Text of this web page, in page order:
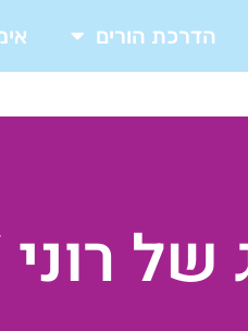
הדרכת הורים
של